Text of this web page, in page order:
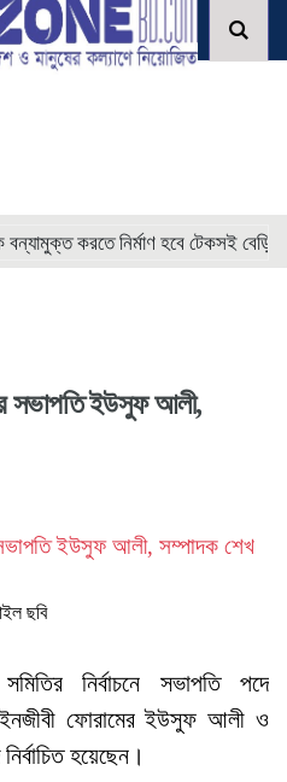
করতে নির্মাণ হবে টেকসই বেড়িবাঁধ:
সভাপতি ইউসুফ আলী,
ছবি
নির্বাচনে সভাপতি পদে
ফোরামের ইউসুফ আলী ও
হয়েছেন।